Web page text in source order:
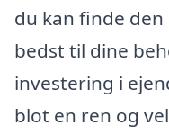
du kan finde
bedst til dine
investering i
blot en ren og